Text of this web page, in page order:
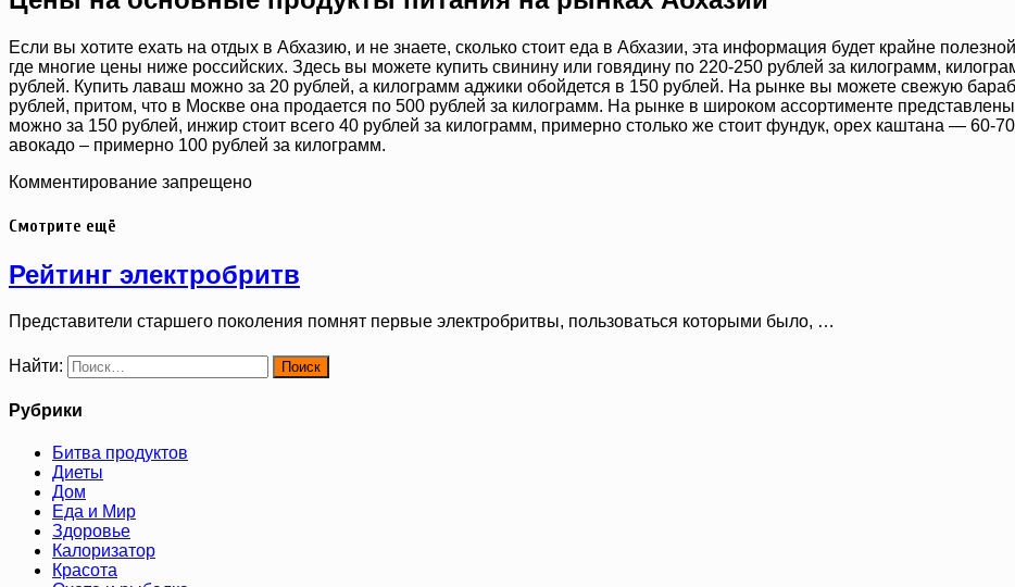
Если вы хотите ехать на отдых в Абхазию, и не знаете, сколько стоит еда в Абхазии, эта информация будет крайне
где многие цены ниже российских. Здесь вы можете купить свинину или говядину по 220-250 рублей за килограмм,
рублей. Купить лаваш можно за 20 рублей, а килограмм аджики обойдется в 150 рублей. На рынке вы можете свежую
рублей, притом, что в Москве она продается по 500 рублей за килограмм. На рынке в широком ассортименте
можно за 150 рублей, инжир стоит всего 40 рублей за килограмм, примерно столько же стоит фундук, орех каштана — 60-
авокадо – примерно 100 рублей за килограмм.
Комментирование запрещено
Смотрите ещё
Рейтинг электробритв
Представители старшего поколения помнят первые электробритвы, пользоваться которыми было, …
Найти:
Рубрики
Битва продуктов
Диеты
Дом
Еда и Мир
Здоровье
Калоризатор
Красота